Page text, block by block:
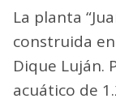
La planta
construida
Dique Luján.
acuático de